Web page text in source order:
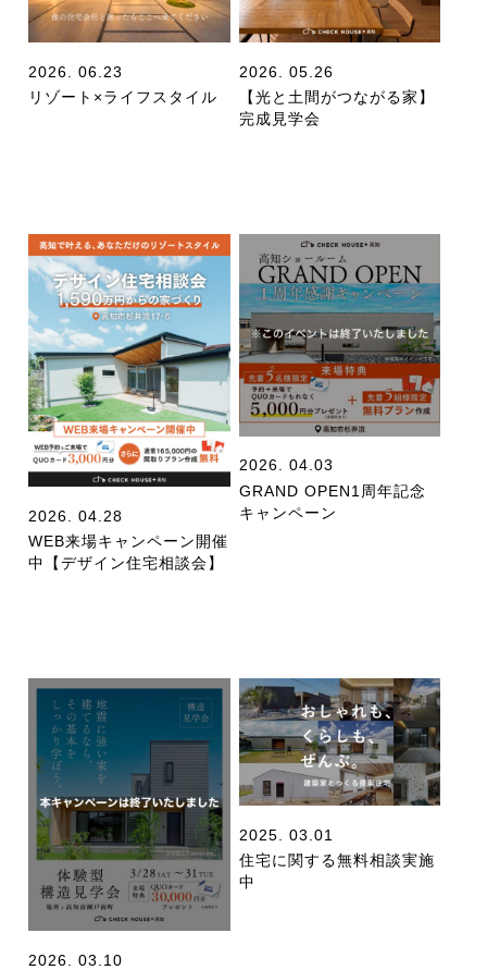
2026. 06.23
リゾート×ライフスタイル
2026. 05.26
【光と土間がつながる家】
完成見学会
2026. 04.28
WEB来場キャンペーン開催
中【デザイン住宅相談会】
2026. 04.03
GRAND OPEN1周年記念
キャンペーン
2026. 03.10
2025. 03.01
住宅に関する無料相談実施
中